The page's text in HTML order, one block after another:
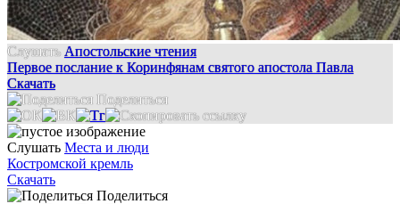
Слушать Апостольские чтения
Первое послание к Коринфянам святого апостола Павла
Скачать
Поделиться
Слушать Места и люди
Костромской кремль
Скачать
Поделиться